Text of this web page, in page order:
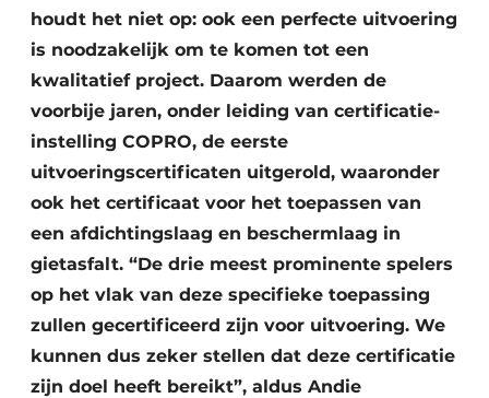
houdt het niet op: ook een perfecte uitvoering
is noodzakelijk om te komen tot een
kwalitatief project. Daarom werden de
voorbije jaren, onder leiding van certificatie-
instelling COPRO, de eerste
uitvoeringscertificaten uitgerold, waaronder
ook het certificaat voor het toepassen van
een afdichtingslaag en beschermlaag in
gietasfalt. “De drie meest prominente spelers
op het vlak van deze specifieke toepassing
zullen gecertificeerd zijn voor uitvoering. We
kunnen dus zeker stellen dat deze certificatie
zijn doel heeft bereikt”, aldus Andie